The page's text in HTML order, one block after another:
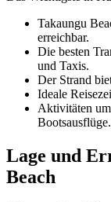
Takaungu
erreichbar.
Die besten
und Taxis.
Der Strand
Ideale
Aktivitäten
Bootsausflüge.
Lage und
Beach